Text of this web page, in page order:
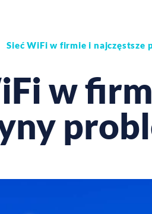
Sieć WiFi w firmie i najczęstsze
w